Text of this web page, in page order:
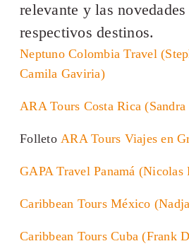
relevante y las
respectivos destinos.
Neptuno Colombia Travel
Camila Gaviria)
ARA Tours Costa Rica (Sandra
Folleto ARA Tours Viajes en
GAPA Travel Panamá (Nicolas
Caribbean Tours México
Caribbean Tours Cuba (Frank